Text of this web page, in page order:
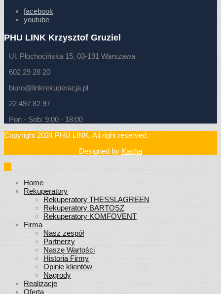
facebook
youtube
PHU LINK Krzysztof Gruziel
Ul. Płochocińska 15, 03-191 Warszawa
602 29 28 20
biuro@linkrekuperacja.pl
22 497 82 97
Pon - Sob: 9:00 - 18:00
Copyright 2024 PHU LINK. All right reserved.
Designed by Kasha
Home
Rekuperatory
Rekuperatory THESSLAGREEN
Rekuperatory BARTOSZ
Rekuperatory KOMFOVENT
Firma
Nasz zespół
Partnerzy
Nasze Wartości
Historia Firmy
Opinie klientów
Nagrody
Realizacje
Oferta